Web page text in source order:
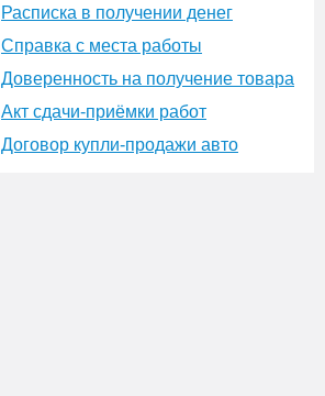
Расписка в получении денег
Справка с места работы
Доверенность на получение товара
Акт сдачи-приёмки работ
Договор купли-продажи авто